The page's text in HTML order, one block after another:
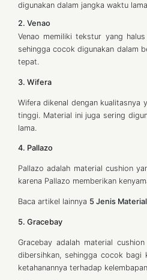
digunakan dalam jangka waktu
2. Venao
Venao memiliki tekstur yang
sehingga cocok digunakan dalam
tepat.
3. Wifera
Wifera dikenal dengan kualitasnya
tinggi. Material ini juga sering
lama.
4. Pallazo
Pallazo adalah material cushion
karena Pallazo memberikan
Baca artikel lainnya 5 Jenis
5. Gracebay
Gracebay adalah material
dibersihkan, sehingga cocok bagi
ketahanannya terhadap